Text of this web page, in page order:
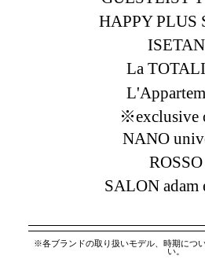
HAPPY PLUS
ISETAN
La
※exclusive
NANO
ROSSO
SALON adam
※各ブランドの取り扱いモデル、時期につ
い。